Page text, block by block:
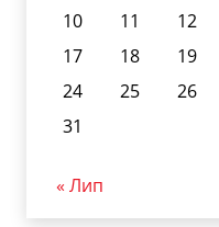
10
11 12
17
18 19
24
25 26
31
« Лип